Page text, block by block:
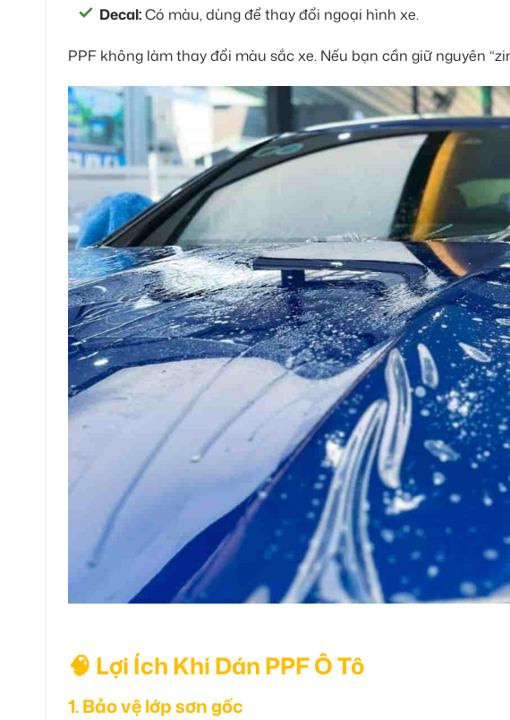
Decal:Có màu, dùng để thay đổi ngoại hình xe.
PPF không làm thay đổi màu sắc xe. Nếu bạn cần giữ nguyên
🧠 Lợi Ích Khi Dán PPF Ô Tô
1. Bảo vệ lớp sơn gốc